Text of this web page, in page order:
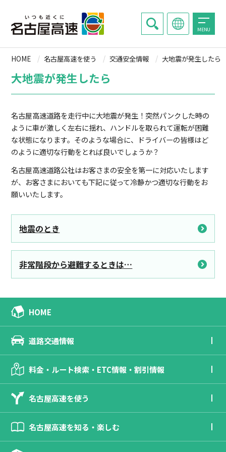
MENU
HOME 名古屋高速を使う 交通安全情報 大地震が発生したら
大地震が発生したら
名古屋高速道路を走行中に大地震が発生！突然パンクした時の
ように車が激しく左右に揺れ、ハンドルを取られて運転が困難
な状態になります。そのような場合に、ドライバーの皆様はど
のように適切な行動をとれば良いでしょうか？
名古屋高速道路公社はお客さまの安全を第一に対応いたします
が、お客さまにおいても下記に従って冷静かつ適切な行動をお
願いいたします。
地震のとき
非常階段から避難するときは…
HOME
道路交通情報
料金・ルート検索・ETC情報・割引情報
名古屋高速を使う
名古屋高速を知る・楽しむ